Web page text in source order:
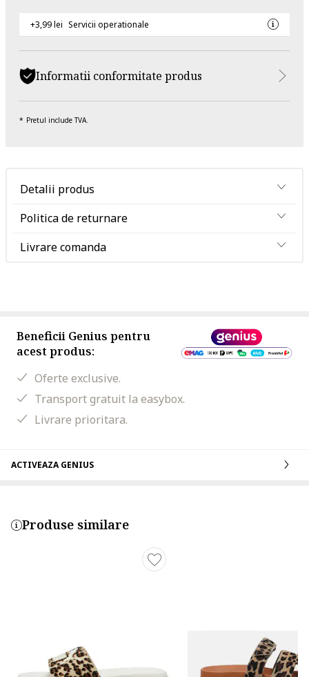
+3,99 lei Servicii operationale
Informatii conformitate produs
Pretul include TVA.
Detalii produs
Politica de returnare
Livrare comanda
Beneficii Genius pentru
acest produs:
Oferte exclusive.
Transport gratuit la easybox.
Livrare prioritara.
ACTIVEAZA GENIUS
Produse similare